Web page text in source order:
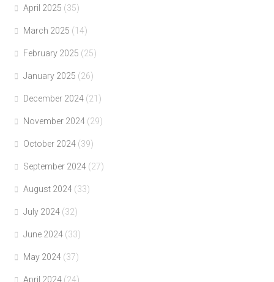
April 2025 (35)
March 2025 (14)
February 2025 (25)
January 2025 (26)
December 2024 (21)
November 2024 (29)
October 2024 (39)
September 2024 (27)
August 2024 (33)
July 2024 (32)
June 2024 (33)
May 2024 (37)
April 2024 (24)